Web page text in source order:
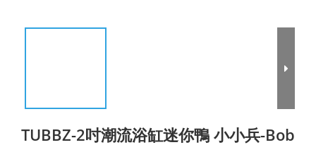
TUBBZ-2吋潮流浴缸迷你鴨 小小兵-Bob